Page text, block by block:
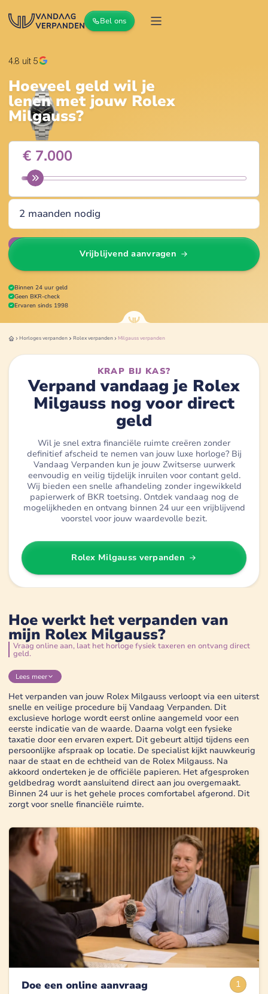
Bel ons
4.8 uit 5
Hoeveel geld wil je
lenen met jouw Rolex
Milgauss?
Wijzig
Vrijblijvend aanvragen
Binnen 24 uur geld
Geen BKR-check
Ervaren sinds 1998
Horloges verpanden Rolexverpanden Milgauss verpanden
KRAP BIJ KAS?
Verpand vandaag je Rolex
Milgauss nog voor direct
geld
Wil je snel extra financiële ruimte creëren zonder
definitief afscheid te nemen van jouw luxe horloge? Bij
Vandaag Verpanden kun je jouw Zwitserse uurwerk
eenvoudig en veilig tijdelijk inruilen voor contant geld.
Wij bieden een snelle afhandeling zonder ingewikkeld
papierwerk of BKR toetsing. Ontdek vandaag nog de
mogelijkheden en ontvang binnen 24 uur een vrijblijvend
voorstel voor jouw waardevolle bezit.
Rolex Milgauss verpanden
Hoe werkt het verpanden van
mijn Rolex Milgauss?
Vraag online aan, laat het horloge fysiek taxeren en ontvang direct
geld.
Lees meer
Het verpanden van jouw Rolex Milgauss verloopt via een uiterst
snelle en veilige procedure bij Vandaag Verpanden. Dit
exclusieve horloge wordt eerst online aangemeld voor een
eerste indicatie van de waarde. Daarna volgt een fysieke
taxatie door een ervaren expert. Dit gebeurt altijd tijdens een
persoonlijke afspraak op locatie. De specialist kijkt nauwkeurig
naar de staat en de echtheid van de Rolex Milgauss. Na
akkoord onderteken je de officiële papieren. Het afgesproken
geldbedrag wordt aansluitend direct aan jou overgemaakt.
Binnen 24 uur is het gehele proces comfortabel afgerond. Dit
zorgt voor snelle financiële ruimte.
1
Doe een online aanvraag